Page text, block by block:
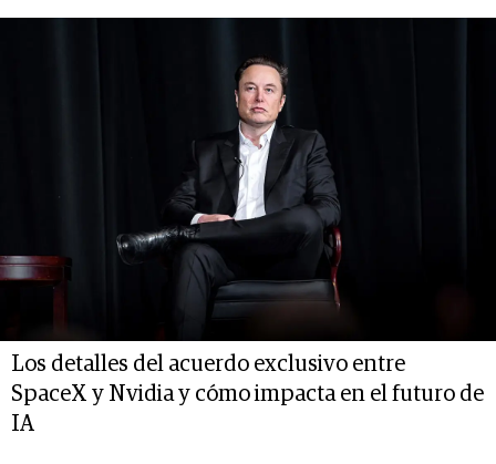
Los detalles del acuerdo exclusivo entre
SpaceX y Nvidia y cómo impacta en el futuro de
IA